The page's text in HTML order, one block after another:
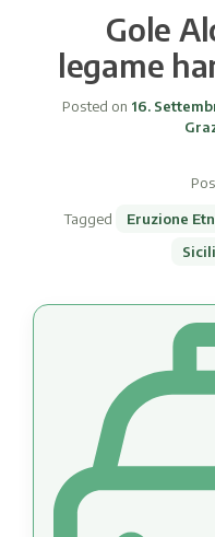
Gole
legame
Posted on 16.
Tagged Eruzione